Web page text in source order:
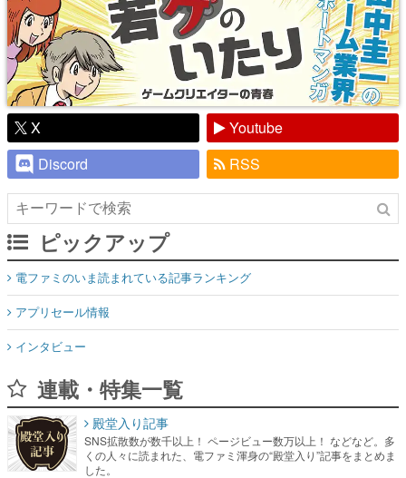
X
Youtube
Discord
RSS
ピックアップ
電ファミのいま読まれている記事ランキング
アプリセール情報
インタビュー
連載・特集一覧
殿堂入り記事
SNS拡散数が数千以上！ ページビュー数万以上！ などなど。多
くの人々に読まれた、電ファミ渾身の“殿堂入り”記事をまとめま
した。